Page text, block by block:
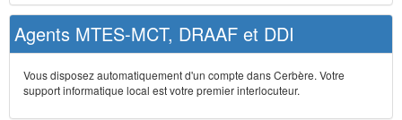
Agents MTES-MCT, DRAAF et DDI
Vous disposez automatiquement d'un compte dans Cerbère. Votre
support informatique local est votre premier interlocuteur.